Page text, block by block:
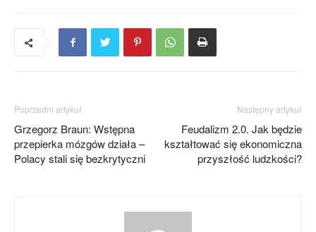
Poprzedni artykuł
Grzegorz Braun: Wstępna
przepierka mózgów działa –
Polacy stali się bezkrytyczni
Następny artykuł
Feudalizm 2.0. Jak będzie
kształtować się ekonomiczna
przyszłość ludzkości?